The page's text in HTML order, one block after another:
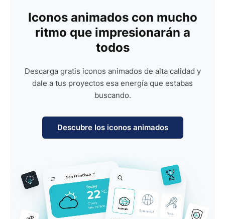
Iconos animados con mucho
ritmo que impresionarán a
todos
Descarga gratis iconos animados de alta calidad y
dale a tus proyectos esa energía que estabas
buscando.
Descubre los iconos animados